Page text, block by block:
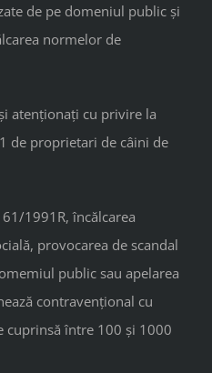
de pe domeniul public și
normelor de
atenționați cu privire la
de proprietari de câini de
1991R, încălcarea
provocarea de scandal
public sau apelarea
contravențional cu
cuprinsă între 100 și 1000